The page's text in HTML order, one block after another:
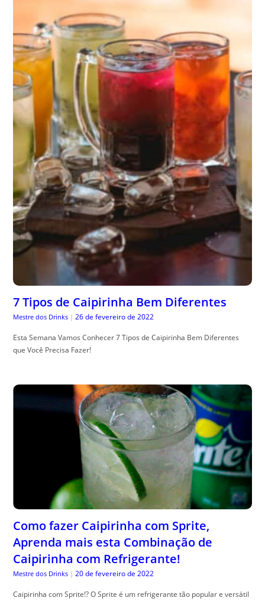
7 Tipos de Caipirinha Bem Diferentes
Mestre dos Drinks | 26 de fevereiro de 2022
Esta Semana Vamos Conhecer 7 Tipos de Caipirinha Bem Diferentes
que Você Precisa Fazer!
Como fazer Caipirinha com Sprite,
Aprenda mais esta Combinação de
Caipirinha com Refrigerante!
Mestre dos Drinks | 20 de fevereiro de 2022
Caipirinha com Sprite!? O Sprite é um refrigerante tão popular e versátil